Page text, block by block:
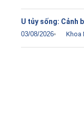
U tủy sống: Cảnh
03/08/2026 Khoa